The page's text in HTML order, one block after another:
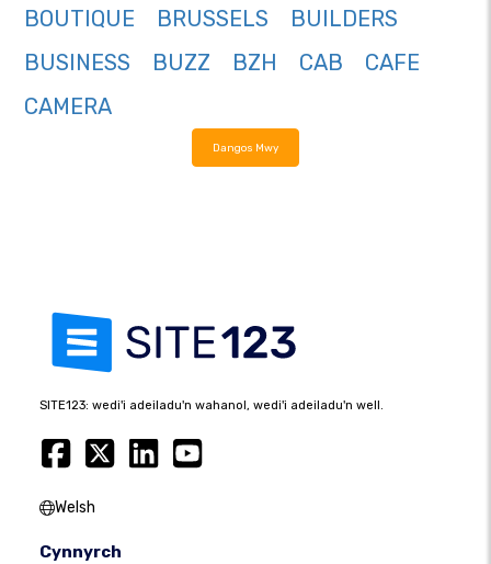
BOUTIQUE
BRUSSELS
BUILDERS
BUSINESS
BUZZ BZH CAB
CAFE
CAMERA
Dangos Mwy
SITE123: wedi'i adeiladu'n wahanol, wedi'i adeiladu'n well.
Welsh
Cynnyrch